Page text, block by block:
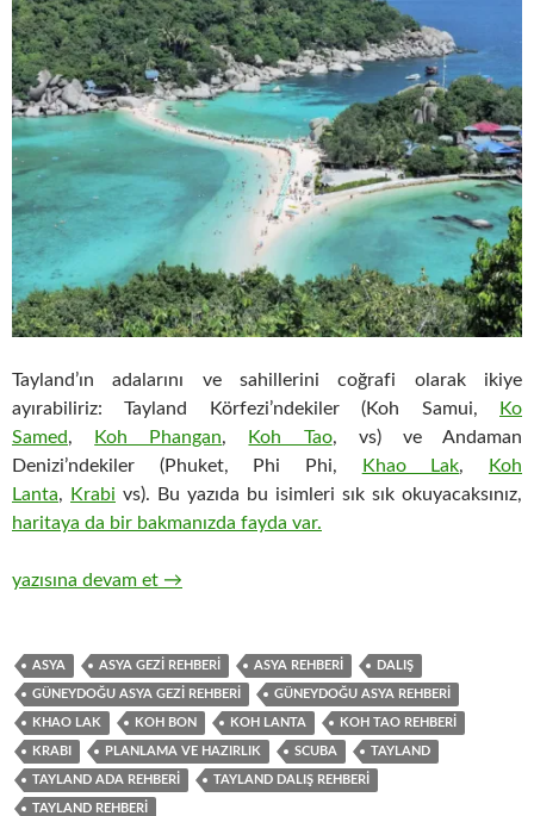
Tayland’ın adalarını ve sahillerini coğrafi olarak ikiye
ayırabiliriz: Tayland Körfezi’ndekiler (Koh Samui,
Ko
Samed, Koh Phangan, Koh Tao, vs) ve Andaman
Denizi’ndekiler (Phuket, Phi Phi,
Khao Lak,
Koh
Lanta, Krabi vs).
Bu yazıda bu isimleri sık sık okuyacaksınız,
haritaya da bir bakmanızda fayda var.
TAYLAND ADALARI VE PLAJLARI KULLANIM KLAVUZU
yazısına devam et →
ASYA ASYA GEZİ REHBERİ ASYA REHBERİ DALIŞ
GÜNEYDOĞU ASYA GEZİ REHBERİ GÜNEYDOĞU ASYA REHBERİ
KHAO LAK KOH BON KOH LANTA KOH TAO REHBERİ
KRABI PLANLAMA VE HAZIRLIK SCUBA TAYLAND
TAYLAND ADA REHBERİ TAYLAND DALIŞ REHBERİ
TAYLAND REHBERİ